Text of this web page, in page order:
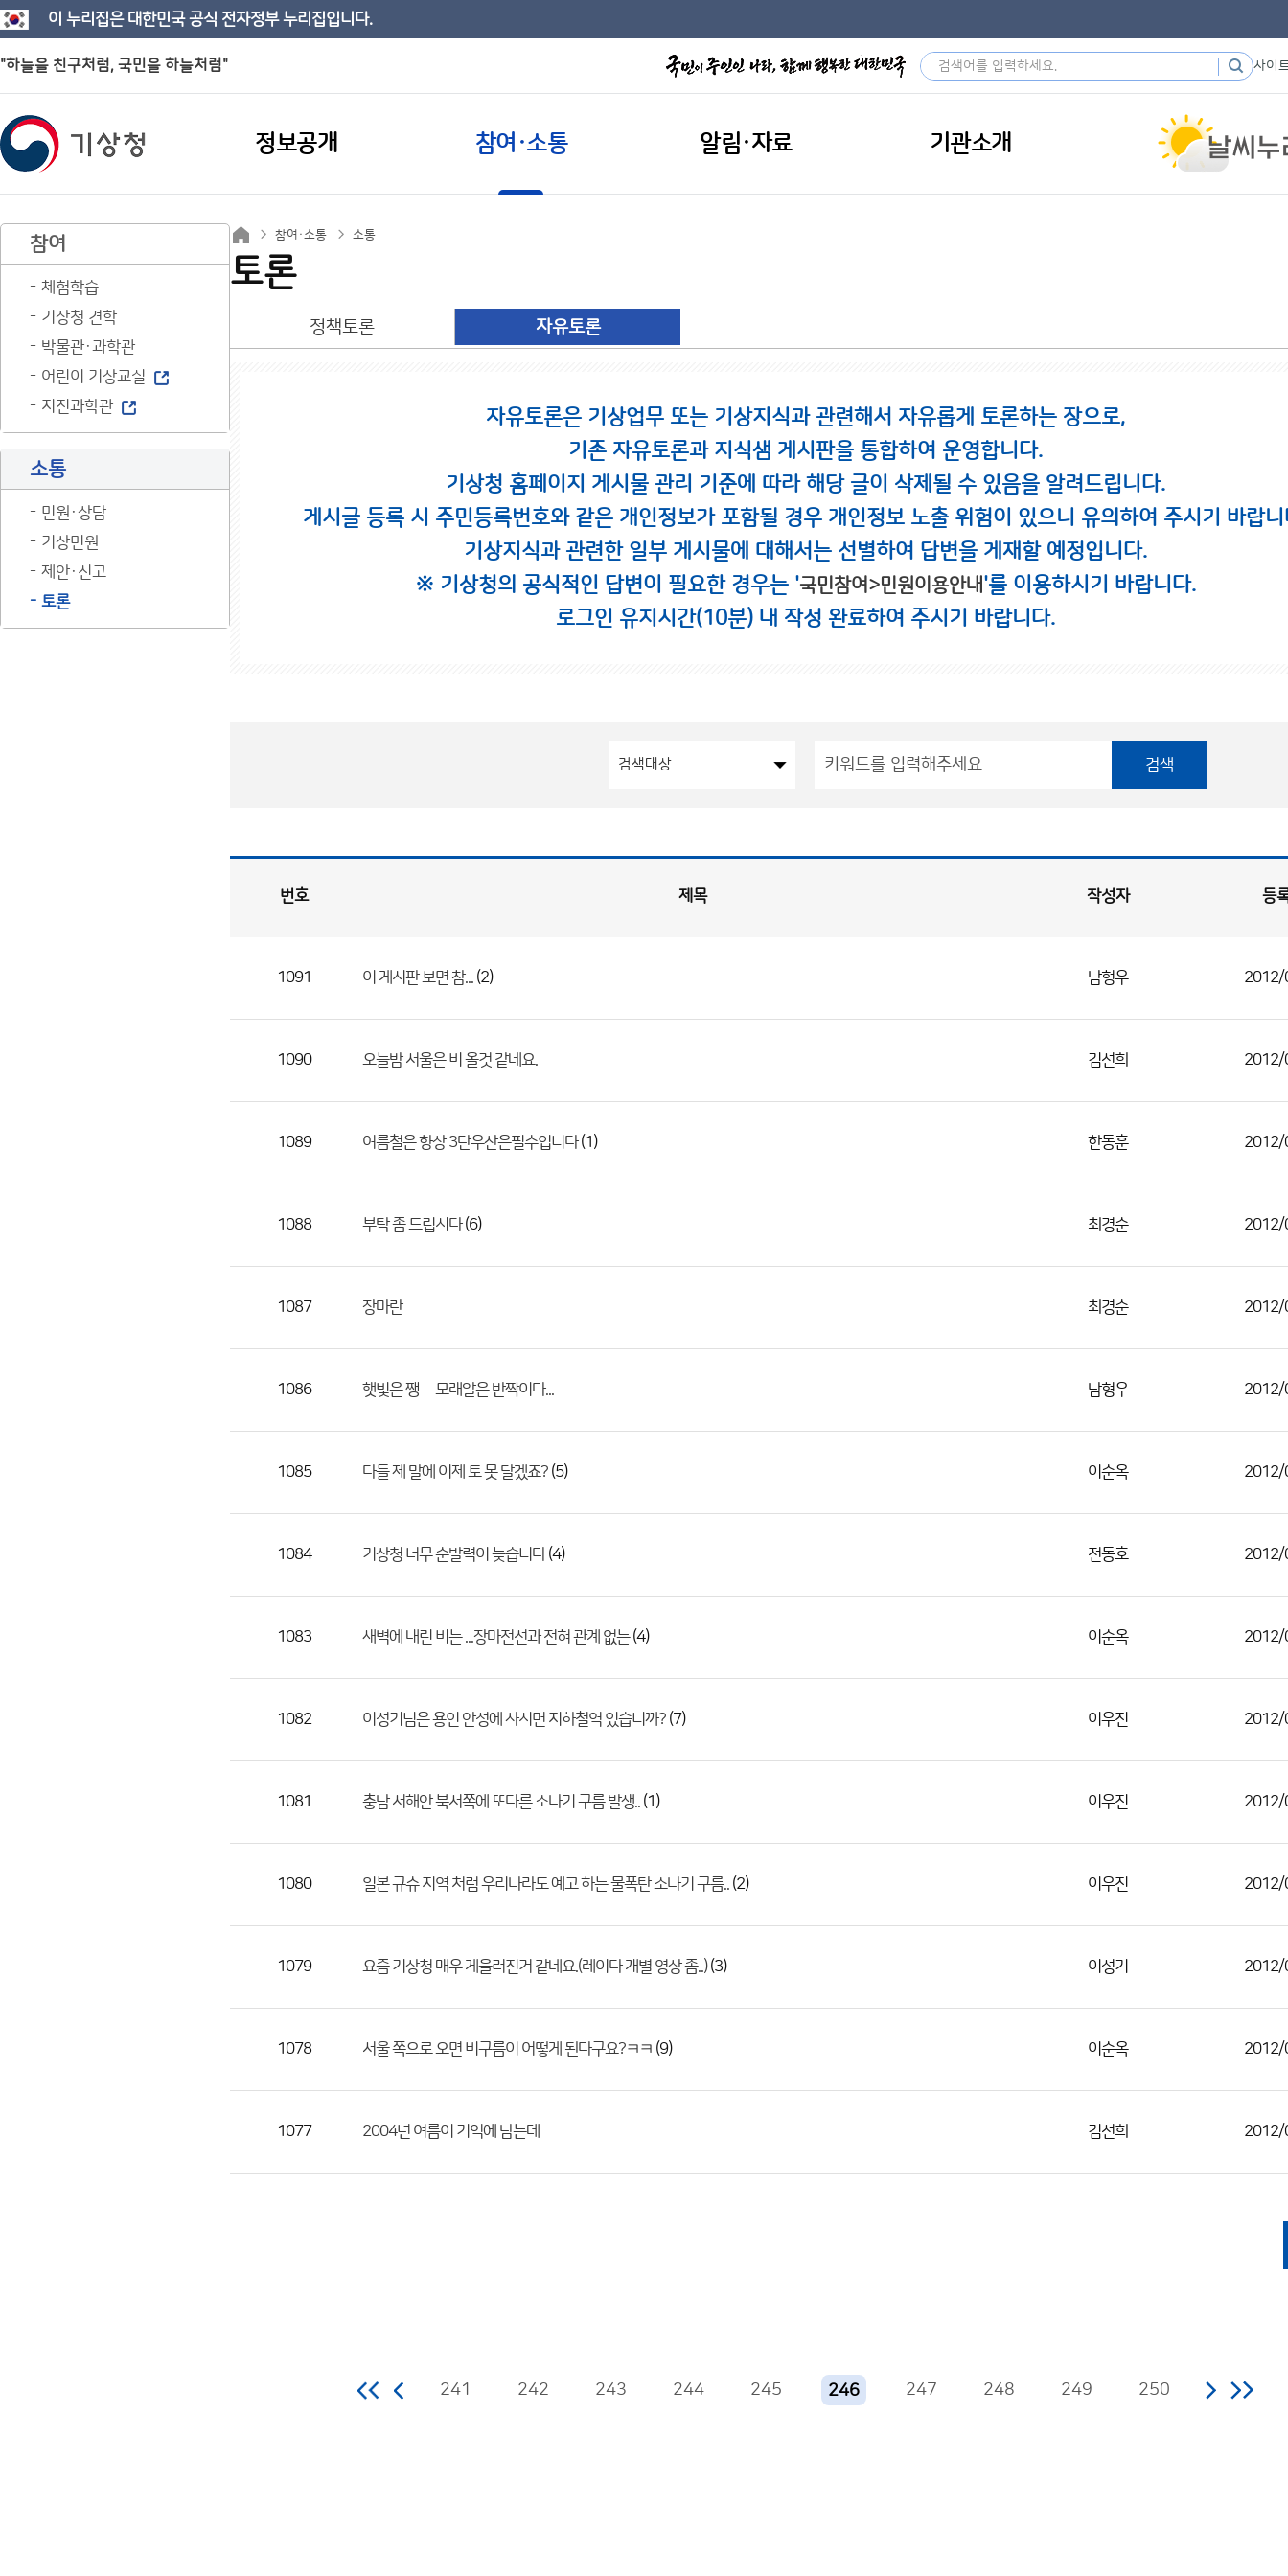
이 누리집은 대한민국 공식 전자정부 누리집입니다.
"하늘을 친구처럼, 국민을 하늘처럼" 사이
정보공개 참여·소통 알림·자료 기관소개
참여
체험학습
기상청 견학
박물관·과학관
어린이 기상교실
지진과학관
소통
민원·상담
기상민원
제안·신고
토론
참여·소통 소통
토론
정책토론 자유토론
자유토론은 기상업무 또는 기상지식과 관련해서 자유롭게 토론하는 장으로,
기존 자유토론과 지식샘 게시판을 통합하여 운영합니다.
기상청 홈페이지 게시물 관리 기준에 따라 해당 글이 삭제될 수 있음을 알려드립니다.
게시글 등록 시 주민등록번호와 같은 개인정보가 포함될 경우 개인정보 노출 위험이 있으니 유의하여 주시기 바랍니
기상지식과 관련한 일부 게시물에 대해서는 선별하여 답변을 게재할 예정입니다.
※ 기상청의 공식적인 답변이 필요한 경우는 '국민참여>민원이용안내'를 이용하시기 바랍니다.
로그인 유지시간(10분) 내 작성 완료하여 주시기 바랍니다.
검색
로
제
성
다.
번호 제목 작성자 등
1091 이 게시판 보면 참... (2) 남형우 2012/
1090 오늘밤 서울은 비 올것 같네요. 김선희 2012/
1089 여름철은 향상 3단우산은필수입니다(1) 한동훈 2012/
1088 부탁 좀 드립시다(6) 최경순 2012/
1087 장마란 최경순 2012/
1086 햇빛은 쨍쩅 모래알은 반짝이다... 남형우 2012/
1085 다들 제 말에 이제 토 못 달겠죠? (5) 이순옥 2012/
1084 기상청 너무 순발력이 늦습니다(4) 전동호 2012/
1083 새벽에 내린 비는 ...장마전선과 전혀 관계 없는(4) 이순옥 2012/
1082 이성기님은 용인 안성에 사시면 지하철역 있습니까? (7) 이우진 2012/
1081 충남 서해안 북서쪽에 또다른 소나기 구름 발생.. (1) 이우진 2012/
1080 일본 규슈 지역 처럼 우리나라도 예고 하는 물폭탄 소나기 구름.. (2) 이우진 2012/
1079 요즘 기상청 매우 게을러진거 같네요.(레이다 개별 영상 좀..)(3) 이성기 2012/
1078 서울 쪽으로 오면 비구름이 어떻게 된다구요?ㅋㅋ (9) 이순옥 2012/
1077 2004년 여름이 기억에 남는데 김선희 2012/
241 242 243 244 245 246 247 248 249 250